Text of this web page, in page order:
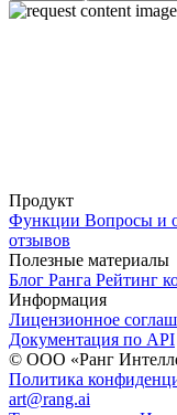
Продукт
Функции Вопросы и
отзывов
Полезные материалы
Блог Ранга Рейтинг
Информация
Лицензионное
Документация по API
© ООО «Ранг
Политика
art@rang.ai